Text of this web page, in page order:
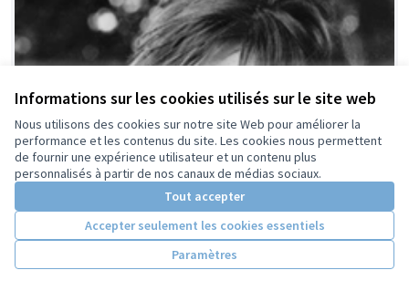
Informations sur les cookies utilisés sur le site web
Nous utilisons des cookies sur notre site Web pour améliorer la
performance et les contenus du site. Les cookies nous permettent
de fournir une expérience utilisateur et un contenu plus
personnalisés à partir de nos canaux de médias sociaux.
Tout accepter
Accepter seulement les cookies essentiels
Paramètres